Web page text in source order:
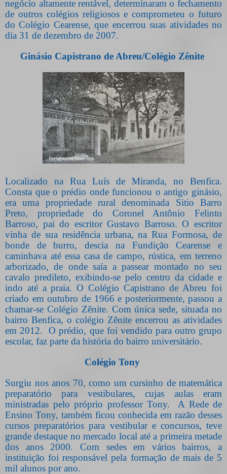
negócio altamente rentável, determinaram o fechamento
de outros colégios religiosos e comprometeu o futuro
do Colégio Cearense, que encerrou suas atividades no
dia 31 de dezembro de 2007.
Ginásio Capistrano de Abreu/Colégio Zênite
Localizado na Rua Luís de Miranda, no Benfica.
Consta que o prédio onde funcionou o antigo ginásio,
era uma propriedade rural denominada Sitio Barro
Preto, propriedade do Coronel Antônio Felinto
Barroso, pai do escritor Gustavo Barroso. O escritor
vinha de sua residência urbana, na Rua Formosa, de
bonde de burro, descia na Fundição Cearense e
caminhava até essa casa de campo, rústica, em terreno
arborizado, de onde saía a passear montado no seu
cavalo predileto, exibindo-se pelo centro da cidade e
indo até a praia. O Colégio Capistrano de Abreu foi
criado em outubro de 1966 e posteriormente, passou a
chamar-se Colégio Zênite. Com única sede, situada no
bairro Benfica, o colégio Zênite encerrou as atividades
em 2012.
O prédio, que foi vendido para outro grupo
escolar, faz parte da história do bairro universitário.
Colégio Tony
Surgiu nos anos 70, como um cursinho de matemática
preparatório para vestibulares, cujas aulas eram
ministradas pelo próprio professor Tony.
A Rede de
Ensino Tony, também ficou conhecida em razão desses
cursos preparatórios para vestibular e concursos, teve
grande destaque no mercado local até a primeira metade
dos anos 2000. Com sedes em vários bairros, a
instituição foi responsável pela formação de mais de 5
mil alunos por ano.